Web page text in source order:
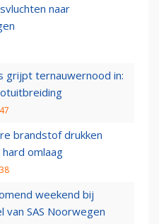
naar
grijpt ternauwernood in:
brandstof drukken
omlaag
weekend bij
van SAS Noorwegen